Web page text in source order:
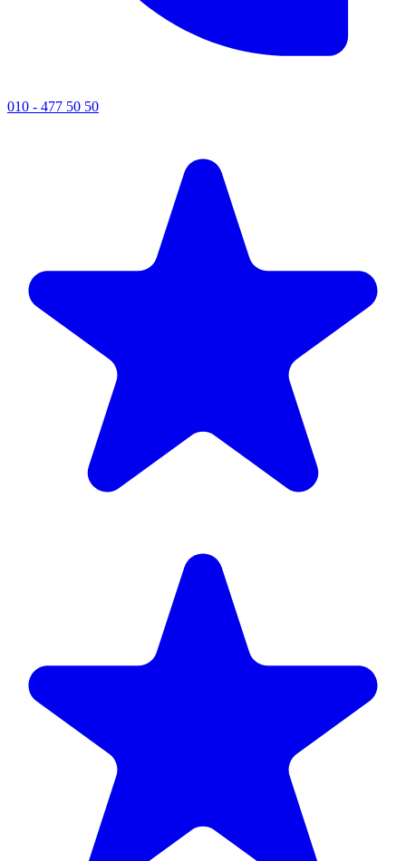
010 - 477 50 50